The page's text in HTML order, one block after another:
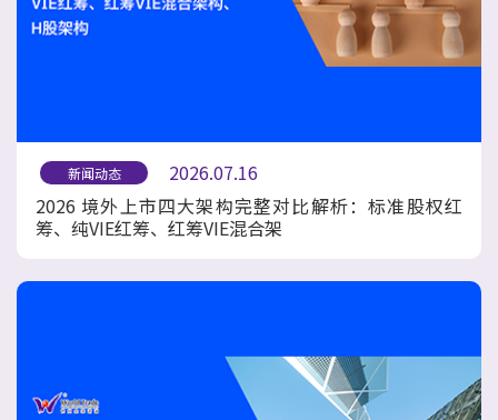
新闻动态
2026.07.16
2026 境外上市四大架构完整对比解析：标准股权红
筹、纯VIE红筹、红筹VIE混合架